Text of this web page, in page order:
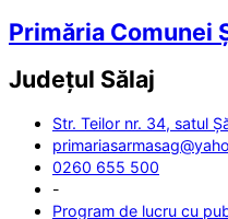
Primăria Comunei
Județul Sălaj
Str. Teilor nr. 34, satul
0260 655 500
-
Program de lucru cu